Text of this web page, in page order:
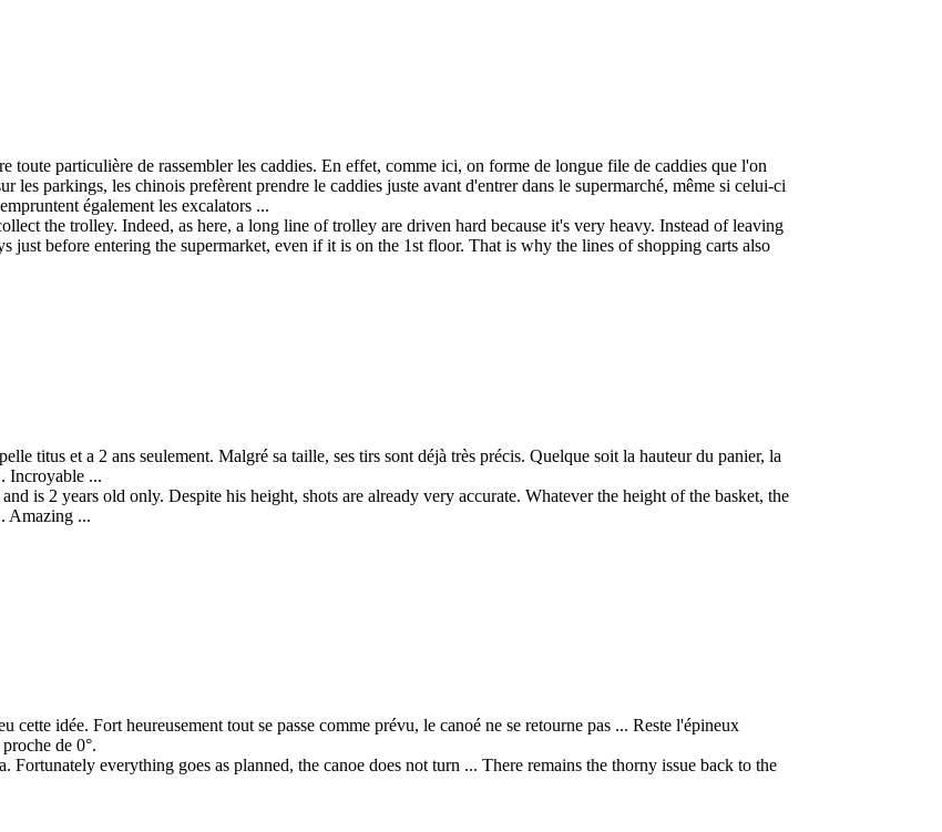
toute particulière de rassembler les caddies. En effet, comme ici, on forme de longue file de caddies que l'on
les parkings, les chinois prefèrent prendre le caddies juste avant d'entrer dans le supermarché, même si celui-ci
également les excalators ...
the trolley. Indeed, as here, a long line of trolley are driven hard because it's very heavy. Instead of leaving
just before entering the supermarket, even if it is on the 1st floor. That is why the lines of shopping carts also
titus et a 2 ans seulement. Malgré sa taille, ses tirs sont déjà très précis. Quelque soit la hauteur du panier, la
Incroyable ...
is 2 years old only. Despite his height, shots are already very accurate. Whatever the height of the basket, the
Amazing ...
cette idée. Fort heureusement tout se passe comme prévu, le canoé ne se retourne pas ... Reste l'épineux
de 0°.
everything goes as planned, the canoe does not turn ... There remains the thorny issue back to the